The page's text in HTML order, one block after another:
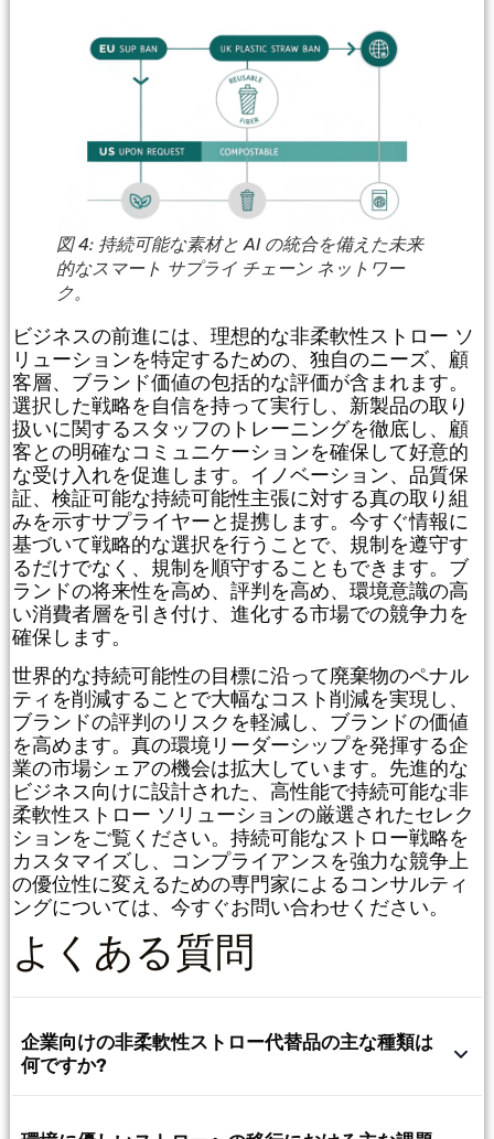
図 4: 持続可能な素材と AI の統合を備えた未来
的なスマート サプライ チェーン ネットワー
ク。
ビジネスの前進には、理想的な非柔軟性ストロー ソ
リューションを特定するための、独自のニーズ、顧
客層、ブランド価値の包括的な評価が含まれます。
選択した戦略を自信を持って実行し、新製品の取り
扱いに関するスタッフのトレーニングを徹底し、顧
客との明確なコミュニケーションを確保して好意的
な受け入れを促進します。イノベーション、品質保
証、検証可能な持続可能性主張に対する真の取り組
みを示すサプライヤーと提携します。今すぐ情報に
基づいて戦略的な選択を行うことで、規制を遵守す
るだけでなく、規制を順守することもできます。ブ
ランドの将来性を高め、評判を高め、環境意識の高
い消費者層を引き付け、進化する市場での競争力を
確保します。
世界的な持続可能性の目標に沿って廃棄物のペナル
ティを削減することで大幅なコスト削減を実現し、
ブランドの評判のリスクを軽減し、ブランドの価値
を高めます。真の環境リーダーシップを発揮する企
業の市場シェアの機会は拡大しています。先進的な
ビジネス向けに設計された、高性能で持続可能な非
柔軟性ストロー ソリューションの厳選されたセレク
ションをご覧ください。持続可能なストロー戦略を
カスタマイズし、コンプライアンスを強力な競争上
の優位性に変えるための専門家によるコンサルティ
ングについては、今すぐお問い合わせください。
よくある質問
企業向けの非柔軟性ストロー代替品の主な種類は
何ですか?